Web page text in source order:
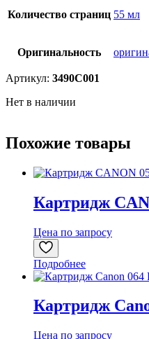
Количество страниц 55 мл
Оригинальность
Артикул: 3490C001
Нет в наличии
Похожие товары
Картридж
Цена по запросу
Подробнее
Картридж
Цена по запросу